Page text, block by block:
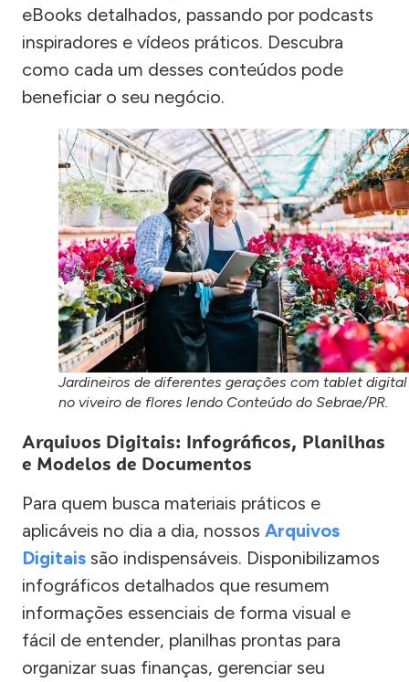
eBooks detalhados, passando por podcasts
inspiradores e vídeos práticos. Descubra
como cada um desses conteúdos pode
beneficiar o seu negócio.
Jardineiros de diferentes gerações com tablet digital
no viveiro de flores lendo Conteúdo do Sebrae/PR.
Arquivos Digitais: Infográficos, Planilhas
e Modelos de Documentos
Para quem busca materiais práticos e
aplicáveis no dia a dia, nossos Arquivos
Digitais são indispensáveis. Disponibilizamos
infográficos detalhados que resumem
informações essenciais de forma visual e
fácil de entender, planilhas prontas para
organizar suas finanças, gerenciar seu